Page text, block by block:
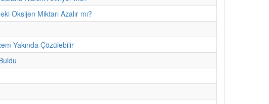
Oksijen Miktarı Azalır mı?
Yakında Çözülebilir